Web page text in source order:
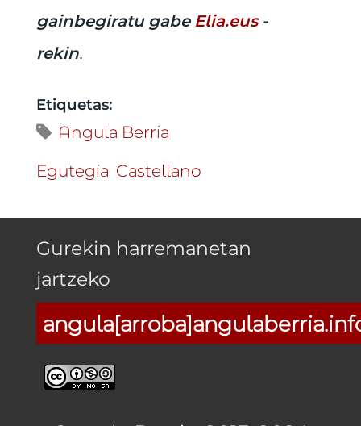
gainbegiratu gabe Elia.eus-
rekin.
Etiquetas:
Angula Berria
Egutegia Castellano
Gurekin harremanetan
jartzeko